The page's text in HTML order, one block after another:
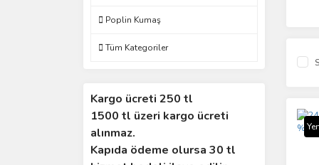
Poplin Kumaş
Tüm Kategoriler
Kargo ücreti 250 tl
1500 tl üzeri kargo ücreti
alınmaz.
Kapıda ödeme olursa 30 tl